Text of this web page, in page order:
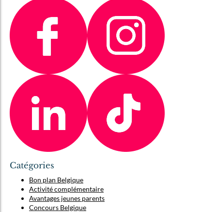
Catégories
Bon plan Belgique
Activité complémentaire
Avantages jeunes parents
Concours Belgique